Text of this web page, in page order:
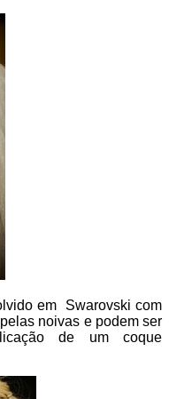
em Swarovski com
noivas e podem ser
de um coque